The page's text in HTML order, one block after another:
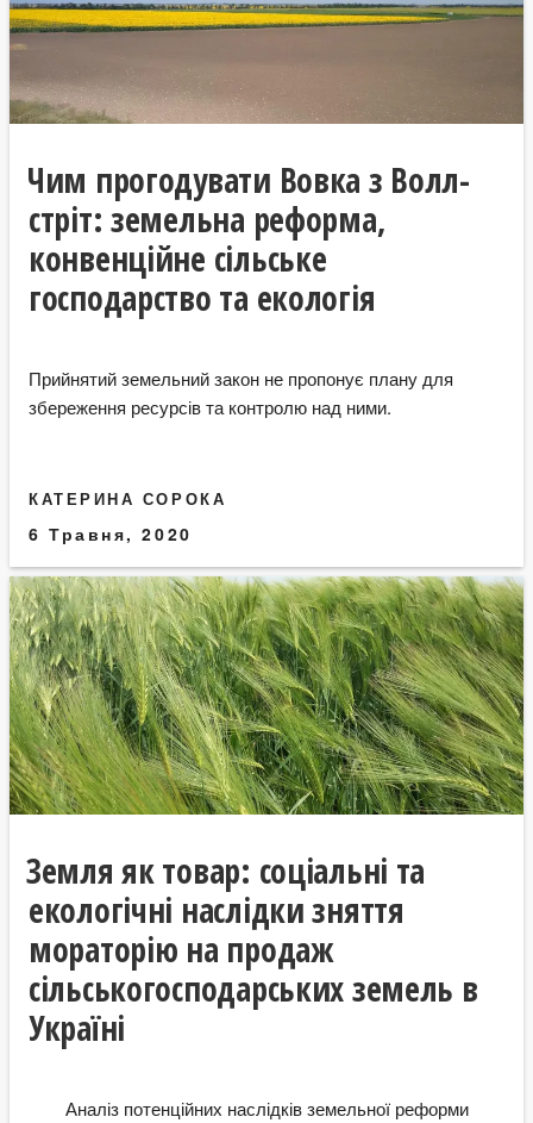
Чим прогодувати Вовка з Волл-
стріт: земельна реформа,
конвенційне сільське
господарство та екологія
Прийнятий земельний закон не пропонує плану для
збереження ресурсів та контролю над ними.
КАТЕРИНА СОРОКА
6 Травня, 2020
Земля як товар: соціальні та
екологічні наслідки зняття
мораторію на продаж
сільськогосподарських земель в
Україні
Аналіз потенційних наслідків земельної реформи